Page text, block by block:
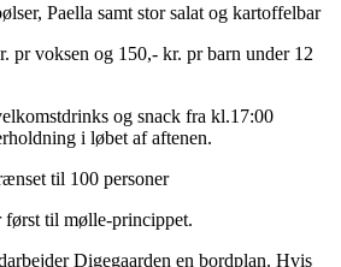
Paella samt stor salat og kartoffelbar
pr voksen og 150,- kr. pr barn under 12
og snack fra kl.17:00
i løbet af aftenen.
til 100 personer
til mølle-princippet.
Digegaarden en bordplan. Hvis